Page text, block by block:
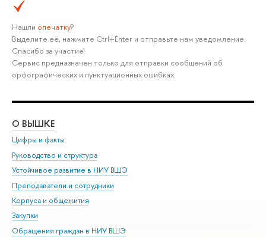
Нашли опечатку?
Выделите её, нажмите Ctrl+Enter и отправьте нам уведомление.
Спасибо за участие!
Сервис предназначен только для отправки сообщений об
орфографических и пунктуационных ошибках.
О ВЫШКЕ
Цифры и факты
Руководство и структура
Устойчивое развитие в НИУ ВШЭ
Преподаватели и сотрудники
Корпуса и общежития
Закупки
Обращения граждан в НИУ ВШЭ